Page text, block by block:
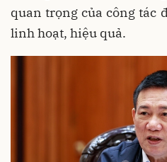
quan trọng của công tác
linh hoạt, hiệu quả.